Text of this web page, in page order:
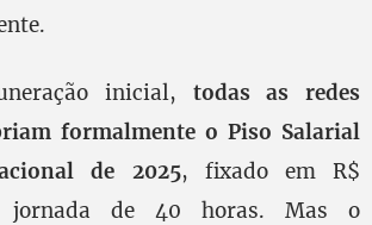
inicial, todas as redes
formalmente o Piso Salarial
de 2025, fixado em R$
jornada de 40 horas. Mas o